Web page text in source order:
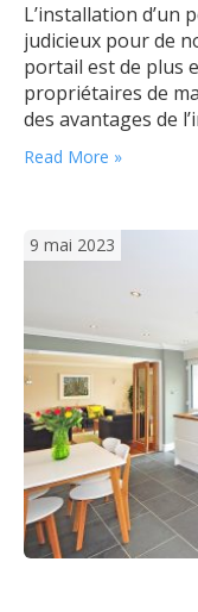
L’installation d’un
judicieux pour de
portail est de plus
propriétaires de
des avantages de
aluminium.
de l’installation
Read More »
9 mai 2023